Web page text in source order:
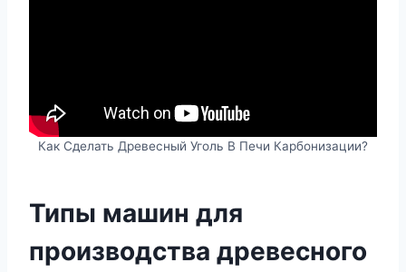
Как Сделать Древесный Уголь В Печи Карбонизации?
Типы машин для
производства древесного